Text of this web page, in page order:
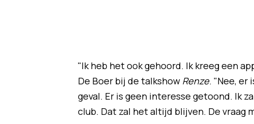
"Ik heb het ook gehoord. Ik kreeg een
De Boer bij de talkshow Renze. "Nee, er
geval. Er is geen interesse getoond. Ik
club. Dat zal het altijd blijven. De vraag